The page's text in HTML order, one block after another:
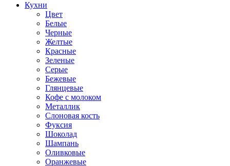
Кухни
Цвет
Белые
Черные
Желтые
Красные
Зеленые
Серые
Бежевые
Глянцевые
Кофе с молоком
Металлик
Слоновая кость
Фуксия
Шоколад
Шампань
Оливковые
Оранжевые